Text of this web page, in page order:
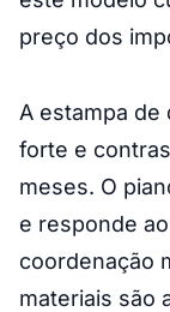
preço dos
A estampa de
forte e
meses. O
e responde
coordenação
materiais são